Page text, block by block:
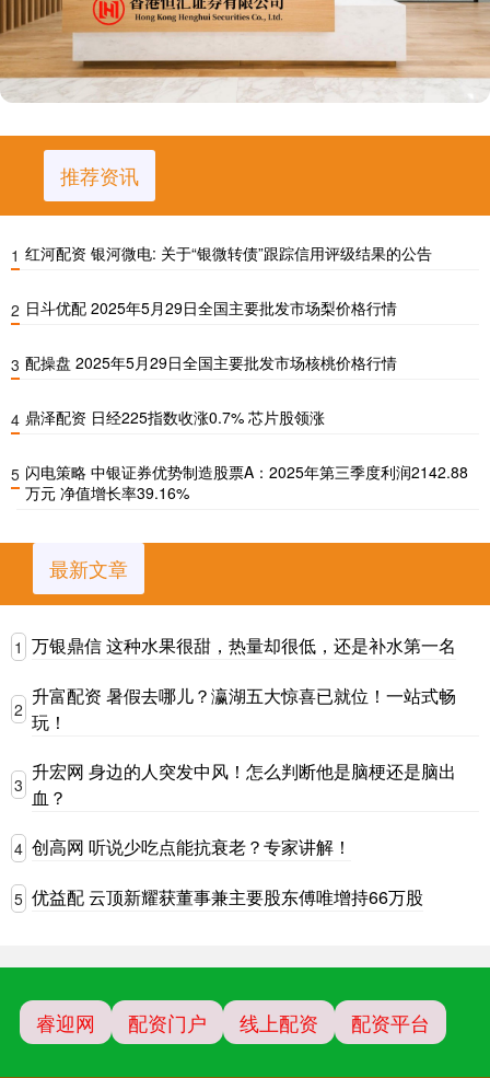
推荐资讯
1 红河配资 银河微电: 关于“银微转债”跟踪信用评级结果的公告
2 日斗优配 2025年5月29日全国主要批发市场梨价格行情
3 配操盘 2025年5月29日全国主要批发市场核桃价格行情
4 鼎泽配资 日经225指数收涨0.7% 芯片股领涨
5 闪电策略 中银证券优势制造股票A：2025年第三季度利润2142.88
万元 净值增长率39.16%
最新文章
1 万银鼎信 这种水果很甜，热量却很低，还是补水第一名
2
升富配资 暑假去哪儿？瀛湖五大惊喜已就位！一站式畅
玩！
3
升宏网 身边的人突发中风！怎么判断他是脑梗还是脑出
血？
4 创高网 听说少吃点能抗衰老？专家讲解！
5 优益配 云顶新耀获董事兼主要股东傅唯增持66万股
睿迎网 配资门户 线上配资 配资平台